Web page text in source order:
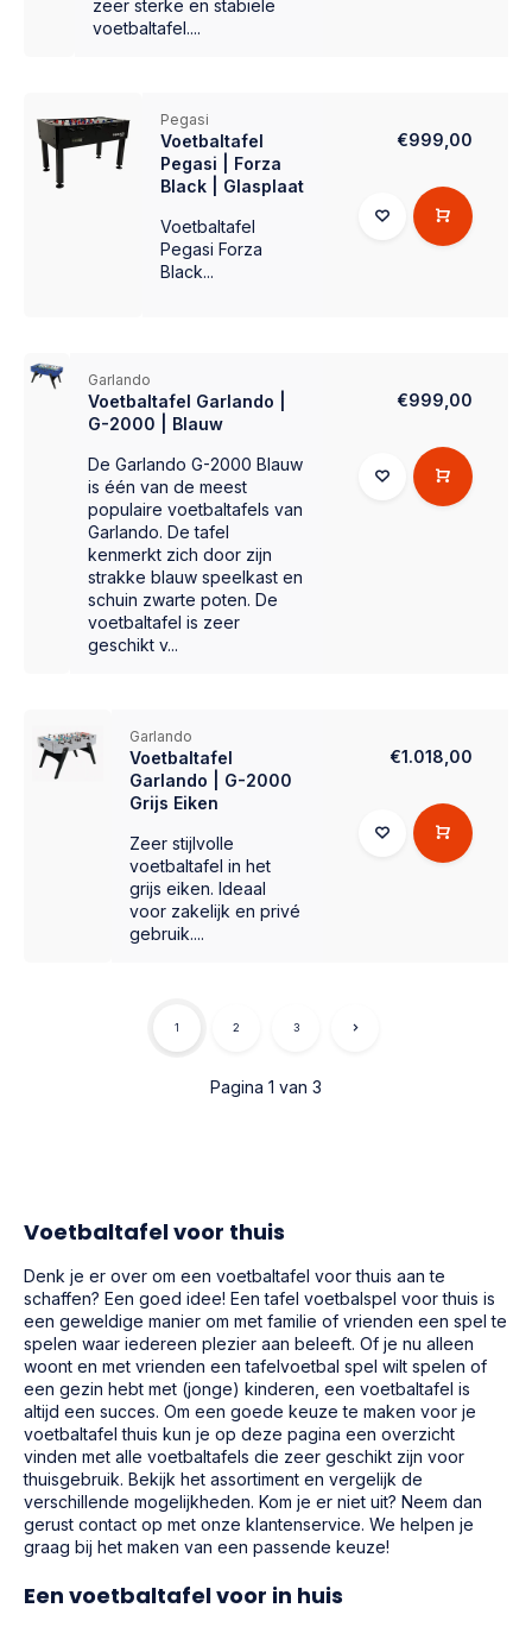
zeer sterke en stabiele
voetbaltafel....
Pegasi
Voetbaltafel
Pegasi | Forza
Black | Glasplaat
Voetbaltafel
Pegasi Forza
Black...
€999,00
Garlando
Voetbaltafel Garlando |
G-2000 | Blauw
De Garlando G-2000 Blauw
is één van de meest
populaire voetbaltafels van
Garlando. De tafel
kenmerkt zich door zijn
strakke blauw speelkast en
schuin zwarte poten. De
voetbaltafel is zeer
geschikt v...
€999,00
Garlando
Voetbaltafel
Garlando | G-2000
Grijs Eiken
Zeer stijlvolle
voetbaltafel in het
grijs eiken. Ideaal
voor zakelijk en privé
gebruik....
€1.018,00
Pagina 1 van 3
1 2 3
Voetbaltafel voor thuis
Denk je er over om een voetbaltafel voor thuis aan te
schaffen? Een goed idee! Een tafel voetbalspel voor thuis is
een geweldige manier om met familie of vrienden een spel te
spelen waar iedereen plezier aan beleeft. Of je nu alleen
woont en met vrienden een tafelvoetbal spel wilt spelen of
een gezin hebt met (jonge) kinderen, een voetbaltafel is
altijd een succes. Om een goede keuze te maken voor je
voetbaltafel thuis kun je op deze pagina een overzicht
vinden met alle voetbaltafels die zeer geschikt zijn voor
thuisgebruik. Bekijk het assortiment en vergelijk de
verschillende mogelijkheden. Kom je er niet uit? Neem dan
gerust contact op met onze klantenservice. We helpen je
graag bij het maken van een passende keuze!
Een voetbaltafel voor in huis